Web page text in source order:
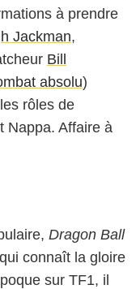
à prendre
Jackman,
Bill
absolu)
rôles de
Nappa. Affaire à
Dragon Ball
connaît la gloire
sur TF1, il